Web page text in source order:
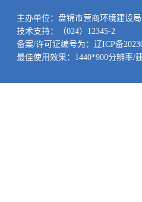
主办单位：盘锦市营商环境建设局
技术支持：（024）12345-2
备案/许可证编号为：辽ICP备
最佳使用效果：1440*900分辨率/